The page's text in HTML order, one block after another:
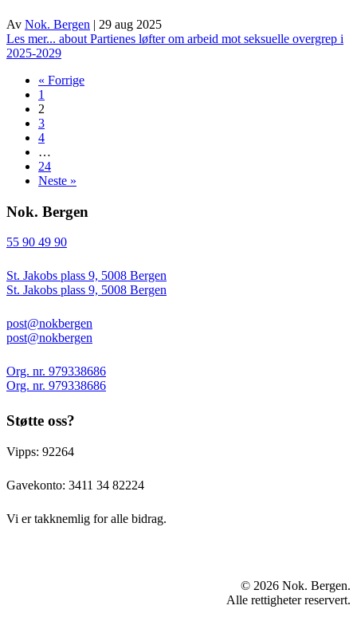
Av Nok. Bergen | 29 aug 2025
Les mer... about Partienes løfter om arbeid mot seksuelle overgrep i
2025-2029
« Forrige
1
2
3
4
…
24
Neste »
Nok. Bergen
55 90 49 90
St. Jakobs plass 9, 5008 Bergen
St. Jakobs plass 9, 5008 Bergen
post@nokbergen
post@nokbergen
Org. nr. 979338686
Org. nr. 979338686
Støtte oss?
Vipps: 92264
Gavekonto: 3411 34 82224
Vi er takknemlig for alle bidrag.
© 2026 Nok. Bergen.
Alle rettigheter reservert.